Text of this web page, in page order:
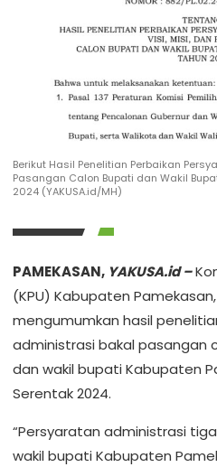
Berikut Hasil Penelitian Perbaikan
Pasangan Calon Bupati dan Wakil
2024 (YAKUSA.id/MH)
PAMEKASAN, YAKUSA.id –
(KPU) Kabupaten
mengumumkan hasil
administrasi bakal pasangan
dan wakil bupati Kabupaten
Serentak 2024.
“Persyaratan administrasi
wakil bupati Kabupaten